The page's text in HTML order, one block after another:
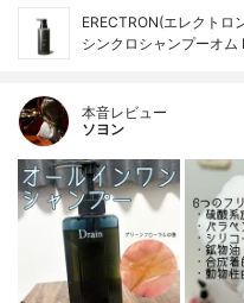
ERECTRON(エレクトロ
シンクロシャンプーオム
本音レビュー
ソヨン